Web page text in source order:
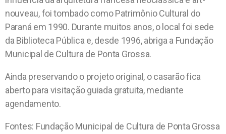
nouveau, foi tombado como Patrimônio Cultural do
Paraná em 1990. Durante muitos anos, o local foi sede
da Biblioteca Pública e, desde 1996, abriga a Fundação
Municipal de Cultura de Ponta Grossa.
Ainda preservando o projeto original, o casarão fica
aberto para visitação guiada gratuita, mediante
agendamento.
Fontes: Fundação Municipal de Cultura de Ponta Grossa